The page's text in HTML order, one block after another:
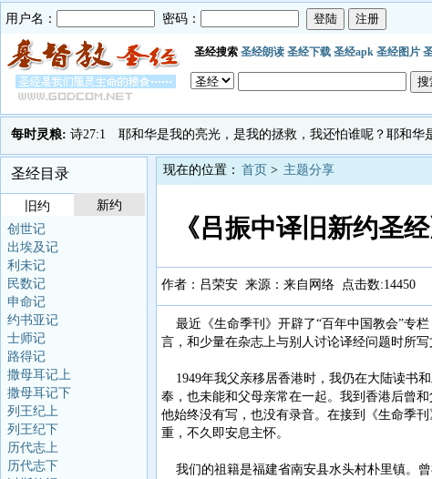
用户名： 密码：
圣经搜索 圣经朗读 圣经下载 圣经apk 圣经图片
每时灵粮: 诗27:1 耶和华是我的亮光，是我的拯救，我还怕谁呢？耶和华
圣经目录
旧约
新约
创世记
出埃及记
利未记
民数记
申命记
约书亚记
士师记
路得记
撒母耳记上
撒母耳记下
列王纪上
列王纪下
历代志上
历代志下
现在的位置： 首页 > 主题分享
《吕振中译旧新约圣
作者：吕荣安 来源：来自网络 点击数:14450
最近《生命季刊》开辟了“百年中国教会”专
言，和少量在杂志上与别人讨论译经问题时所写
1949年我父亲移居香港时，我仍在大陆读书
奉，也未能和父母亲常在一起。我到香港后曾
他始终没有写，也没有录音。在接到《生命季
重，不久即安息主怀。
我们的祖籍是福建省南安县水头村朴里镇。